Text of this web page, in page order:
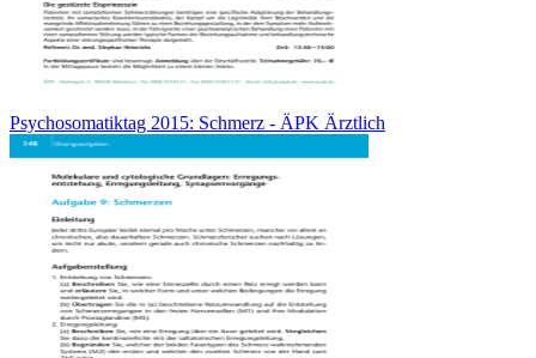
Psychosomatiktag 2015: Schmerz - ÄPK Ärztlich